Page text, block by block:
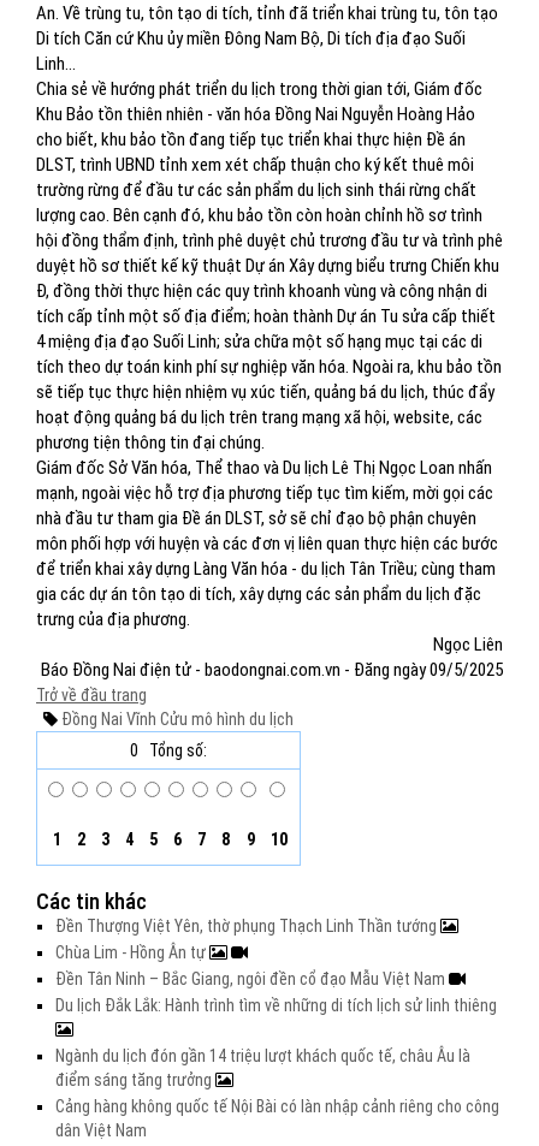
An. Về trùng tu, tôn tạo di tích, tỉnh đã triển khai trùng tu, tôn tạo
Di tích Căn cứ Khu ủy miền Đông Nam Bộ, Di tích địa đạo Suối
Linh...
Chia sẻ về hướng phát triển du lịch trong thời gian tới, Giám đốc
Khu Bảo tồn thiên nhiên - văn hóa Đồng Nai Nguyễn Hoàng Hảo
cho biết, khu bảo tồn đang tiếp tục triển khai thực hiện Đề án
DLST, trình UBND tỉnh xem xét chấp thuận cho ký kết thuê môi
trường rừng để đầu tư các sản phẩm du lịch sinh thái rừng chất
lượng cao. Bên cạnh đó, khu bảo tồn còn hoàn chỉnh hồ sơ trình
hội đồng thẩm định, trình phê duyệt chủ trương đầu tư và trình phê
duyệt hồ sơ thiết kế kỹ thuật Dự án Xây dựng biểu trưng Chiến khu
Đ, đồng thời thực hiện các quy trình khoanh vùng và công nhận di
tích cấp tỉnh một số địa điểm; hoàn thành Dự án Tu sửa cấp thiết
4 miệng địa đạo Suối Linh; sửa chữa một số hạng mục tại các di
tích theo dự toán kinh phí sự nghiệp văn hóa. Ngoài ra, khu bảo tồn
sẽ tiếp tục thực hiện nhiệm vụ xúc tiến, quảng bá du lịch, thúc đẩy
hoạt động quảng bá du lịch trên trang mạng xã hội, website, các
phương tiện thông tin đại chúng.
Giám đốc Sở Văn hóa, Thể thao và Du lịch Lê Thị Ngọc Loan nhấn
mạnh, ngoài việc hỗ trợ địa phương tiếp tục tìm kiếm, mời gọi các
nhà đầu tư tham gia Đề án DLST, sở sẽ chỉ đạo bộ phận chuyên
môn phối hợp với huyện và các đơn vị liên quan thực hiện các bước
để triển khai xây dựng Làng Văn hóa - du lịch Tân Triều; cùng tham
gia các dự án tôn tạo di tích, xây dựng các sản phẩm du lịch đặc
trưng của địa phương.
Ngọc Liên
Báo Đồng Nai điện tử - baodongnai.com.vn - Đăng ngày 09/5/2025
Trở về đầu trang
Đồng Nai Vĩnh Cửu mô hình du lịch
0
Tổng số:
1 2 3 4 5 6 7 8 9 10
Các tin khác
Đền Thượng Việt Yên, thờ phụng Thạch Linh Thần tướng
Chùa Lim - Hồng Ân tự
Đền Tân Ninh – Bắc Giang, ngôi đền cổ đạo Mẫu Việt Nam
Du lịch Đắk Lắk: Hành trình tìm về những di tích lịch sử linh thiêng
Ngành du lịch đón gần 14 triệu lượt khách quốc tế, châu Âu là
điểm sáng tăng trưởng
Cảng hàng không quốc tế Nội Bài có làn nhập cảnh riêng cho công
dân Việt Nam